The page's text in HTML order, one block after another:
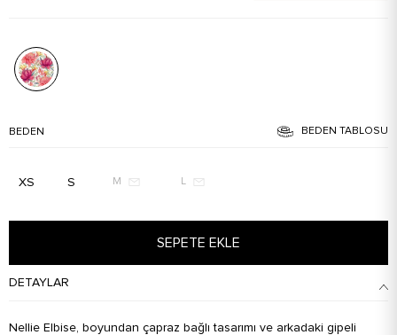
BEDEN BEDEN TABLOSU
XS S M L
SEPETE EKLE
DETAYLAR
Nellie Elbise, boyundan çapraz bağlı tasarımı ve arkadaki gipeli